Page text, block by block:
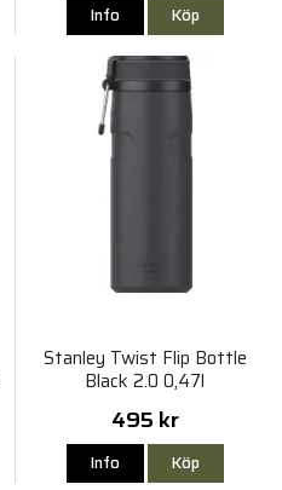
Info Köp
Stanley Twist Flip Bottle
Black 2.0 0,47l
495 kr
Info Köp